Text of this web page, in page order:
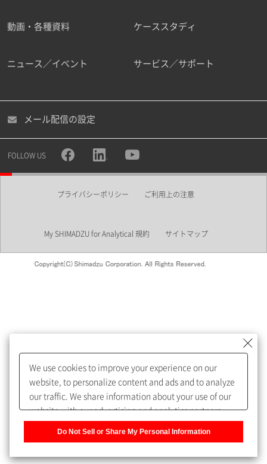
職種
所属部署
めします。
My SHIMADZU for Analyticalへ登録いただくと、技術情報や
取扱説明書・Webinarなどの閲覧ができます。
うになります。
動画・各種資料 ケーススタディ
ニュース／イベント サービス／サポート
メール配信の設定
FOLLOW US
プライバシーポリシー ご利用上の注意
My SHIMADZU for Analytical 規約 サイトマップ
We use cookies to improve your experience on our
website, to personalize content and ads and to analyze
our traffic. We share information about your use of our
website with our advertising and analytics partners,
Do Not Sell or Share My Personal Information